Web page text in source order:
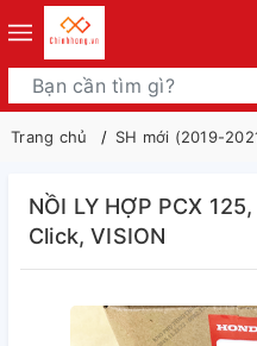
Trang chủ SH mới (2019-
NỒI LY HỢP PCX
Click, VISION